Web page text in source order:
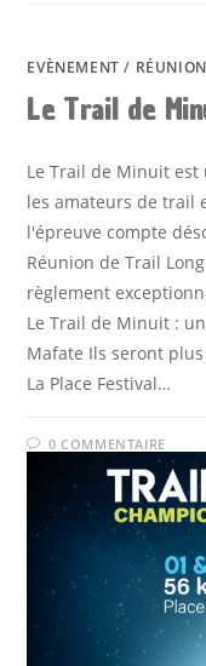
EVÈNEMENT / RÉUNION
Le Trail de
Le Trail de Minuit
les amateurs de trail
l'épreuve compte
Réunion de Trail
règlement
Le Trail de Minuit :
Mafate Ils seront
La Place Festival…
0 COMMENTAIRE